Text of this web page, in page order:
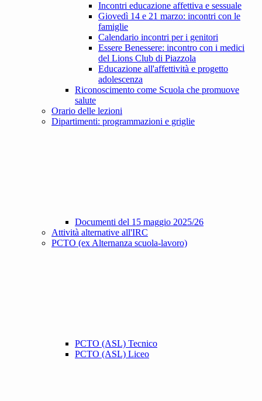
Incontri educazione affettiva e sessuale
Giovedì 14 e 21 marzo: incontri con le
famiglie
Calendario incontri per i genitori
Essere Benessere: incontro con i medici
del Lions Club di Piazzola
Educazione all'affettività e progetto
adolescenza
Riconoscimento come Scuola che promuove
salute
Orario delle lezioni
Dipartimenti: programmazioni e griglie
Documenti del 15 maggio 2025/26
Attività alternative all'IRC
PCTO (ex Alternanza scuola-lavoro)
PCTO (ASL) Tecnico
PCTO (ASL) Liceo